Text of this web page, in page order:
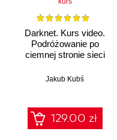
Darknet. Kurs video.
Podróżowanie po
ciemnej stronie sieci
Jakub Kubś
129.00 zł